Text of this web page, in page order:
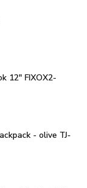
12" FIXOX2-
- olive TJ-